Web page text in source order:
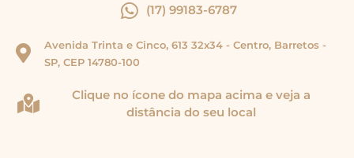
(17) 99183-6787
Avenida Trinta e Cinco, 613 32x34 - Centro, Barretos -
SP, CEP 14780-100
Clique no ícone do mapa acima e veja a
distância do seu local